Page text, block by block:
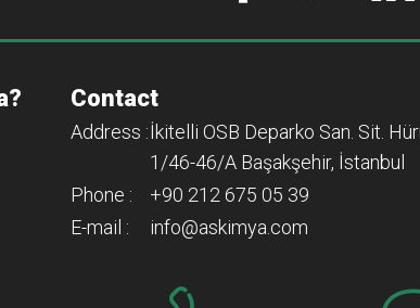
Contact
Address :İkitelli OSB Deparko San. Sit.
1/46-46/A Başakşehir, İstanbul
Phone :
+90 212 675 05 39
E-mail :
info@askimya.com